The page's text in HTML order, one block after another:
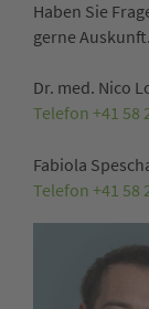
Haben Sie
gerne Auskunft.
Dr. med. Nico
Telefon +41 58
Fabiola
Telefon +41 58